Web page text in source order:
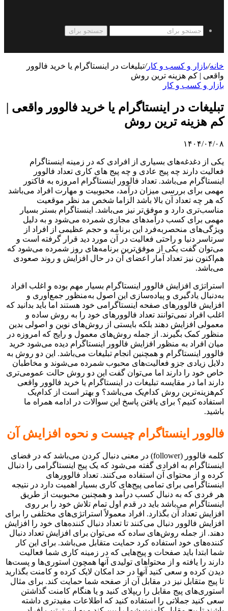
جستجو برای
خانه/بازار و کسب و کار/تبلیغات در اینستاگرام یا خرید فالوور
واقعی | کم هزینه ترین روش
بازار و کسب و کار
تبلیغات در اینستاگرام یا خرید فالوور واقعی |
کم هزینه ترین روش
۱۴۰۴/۰۴/۰۸
یکی از دغدغه‌های بسیاری از افرادی که در زمینه اینستاگرام
فعالیت دارند چه پیج عادی و چه پیج های کاری تعداد فالوور
اینستاگرام می‌باشد. تعداد فالوور اینستاگرام امروزه به فاکتور
مهمی برای بررسی میزان درآمد، محبوبیت و مهارت افراد می‌باشد
که هر چه تعداد آن بالا باشد الزاما شخص مد نظر موقعیت
مناسب‌تری دارد و موفق‌تر نیز می‌باشد. اینستاگرام بستر بسیار
مهمی برای کسب درآمد‌های مجازی شمرده می‌شود و به دلیل
ویژگی‌های منحصربه‌فرد این برنامه و حجم عظیمی از افراد از
سرتاسر دنیا و راحتی فعالیت در آن مورد دید قرار گرفته است و
می‌توان گفت یکی از موفق‌ترین برنامه‌های روز شمرده می‌شود که
هم‌اکنون نیز تعداد آمار اعضای آن در حال افزایش و روند صعودی
می‌باشد.
استراتژی افزایش فالوور اینستاگرام بسیار مهم بوده و اغلب افراد
به‌دنبال یادگیری و پیاده‌سازی این اصول به‌منظور جمع‌آوری و
افزایش فالوورهای صفحه اینستاگرامی خود هستند اما باید بدانید که
اغلب افراد نمی‌توانند تعداد فالوورهای خود را به روش ساده و
معمولی افزایش دهند بلکه بایستی از روش‌های نوین و اصولی بدین
منظور کمک بگیرند. از جمله روش‌های معمول و رایج که امروزه در
میان افراد به منظور افزایش فالوور اینستاگرام دیده می‌شود خرید
فالوور اینستاگرام و همچنین انجام تبلیغات می‌باشد. این دو روش به
دلایل زیادی جزو فعالیت‌های محبوب شمرده می‌شوند و مخاطبان
خاص خود را دارند اما می‌توان گفت این دو روش حالت عمومی‌تری
دارند اما در مقایسه تبلیغات در اینستاگرام یا خرید فالوور واقعی
کم‌هزینه‌ترین روش کدام‌یک می‌باشد؟ و بهتر است از کدام‌یک
استفاده کنیم؟ برای یافتن پاسخ این سوالات در ادامه همراه ما
باشید.
فالوور اینستاگرام چیست و نحوه افزایش آن
کلمه فالوور (follower) در معنی دنبال کردن می‌باشد که در فضای
اینستاگرام به افرادی گفته می‌شود که یک پیج اینستاگرامی را دنبال
کرده و از محتوای آن استفاده می‌کنند. تعداد فالوورهای
اینستاگرامی برای تمامی پیج‌های کاری بسیار اهمیت دارد در نتیجه
هر فردی که به دنبال کسب درآمد و همچنین محبوبیت از طریق
اینستاگرام می‌باشد باید در قدم اول تمام تلاش خود را بر روی
افزایش تعداد آن بگذارد. افراد معمولاً استراتژی‌های مختلفی را برای
افزایش فالوور دنبال می‌کنند تا تعداد دنبال کننده‌های خود را افزایش
دهند. از جمله روش‌‌های ساده که می‌توان برای افزایش تعداد دنبال
کننده‌های خود استفاده کرد حمایت متقابل می‌باشد. برای این کار
شما ابتدا باید صفحات و پیج‌هایی که در زمینه کاری شما فعالیت
دارند را یافته و از محتواهای تولیدی آنها همچون استوری‌ها و پست‌ها
دیدن کرده و سعی کنید آنها در حد امکان لایک کرده و کامنت بگذارید
تا پیج متقابل نیز در مقابل آن از صفحه شما حمایت کند. برای مثال
استوری‌های پیج مقابل را ریپلای کنید و یا هنگام کامنت گذاشتن
سعی کنید جملاتی را استفاده کنید که اطلاعات مفیدتری داشته